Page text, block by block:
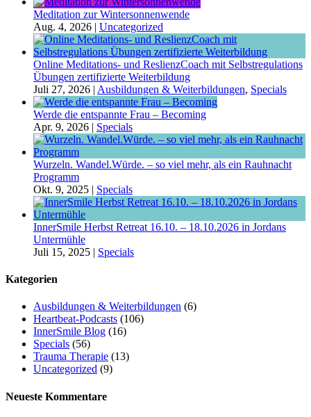
Meditation zur Wintersonnenwende
Aug. 4, 2026 | Uncategorized
Online Meditations- und ReslienzCoach mit Selbstregulations
Übungen zertifizierte Weiterbildung
Juli 27, 2026 | Ausbildungen & Weiterbildungen, Specials
Werde die entspannte Frau – Becoming
Apr. 9, 2026 | Specials
Wurzeln. Wandel.Würde. – so viel mehr, als ein Rauhnacht
Programm
Okt. 9, 2025 | Specials
InnerSmile Herbst Retreat 16.10. – 18.10.2026 in Jordans
Untermühle
Juli 15, 2025 | Specials
Kategorien
Ausbildungen & Weiterbildungen (6)
Heartbeat-Podcasts (106)
InnerSmile Blog (16)
Specials (56)
Trauma Therapie (13)
Uncategorized (9)
Neueste Kommentare